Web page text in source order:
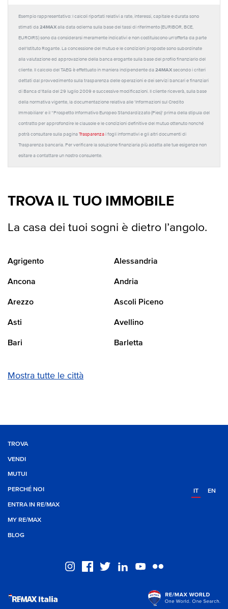
Esempio rappresentativo: I calcoli riportati relativi a rate, interessi, capitale e durata sono
stimati da 24MAX alla data odierna sulla base dei tassi di riferimento (EURIBOR, BCE,
EUROIRS) sono da considerarsi meramente indicativi e non costituiscono un'offerta da parte
dell'Istituto Rogante. La concessione del mutuo e le condizioni proposte sono subordinate
alla valutazione ed approvazione della banca erogante sulla base del profilo finanziario del
cliente. Il calcolo del TAEG è effettuato in maniera indipendente da 24MAX secondo i criteri
dettati dal provvedimento sulla trasparenza delle operazioni e dei servizi bancari e finanziari
di Banca d'Italia del 29 luglio 2009 e successive modificazioni. Il cliente riceverà, sulla base
della normativa vigente, la documentazione relativa alle 'Informazioni sul Credito
Immobiliare' e il “Prospetto Informativo Europeo Standardizzato (Pies)' prima della stipula del
contratto per approfondire le clausole e le condizioni definitive del mutuo ottenuto nonché
potrà consultare sulla pagina Trasparenza i fogli informativi e gli altri documenti di
Trasparenza bancaria. Per verificare la soluzione finanziaria più adatta alle tue esigenze non
esitare a contattare un nostro consulente.
TROVA IL TUO IMMOBILE
La casa dei tuoi sogni è dietro l’angolo.
Agrigento Alessandria
Ancona Andria
Arezzo Ascoli Piceno
Asti Avellino
Bari Barletta
Mostra tutte le città
TROVA
VENDI
MUTUI
PERCHÉ NOI
ENTRA IN RE/MAX
MY RE/MAX
BLOG
IT EN